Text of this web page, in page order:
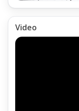
Le Spese Annue di
Video